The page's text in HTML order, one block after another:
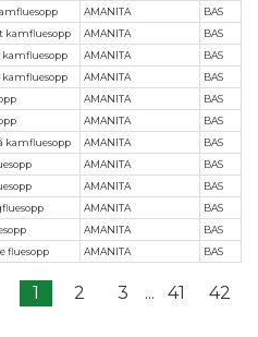
AMANITA
BAS
kamfluesopp AMANITA
BAS
kamfluesopp AMANITA
BAS
AMANITA
BAS
AMANITA
BAS
AMANITA
BAS
kamfluesopp AMANITA
BAS
AMANITA
BAS
AMANITA
BAS
AMANITA
BAS
AMANITA
BAS
fluesopp AMANITA BAS
1 2 3 ... 41 42